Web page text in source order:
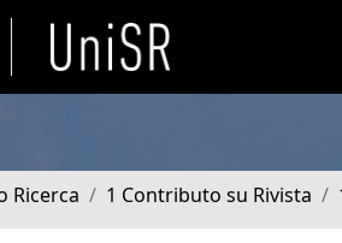
Ricerca 1 Contributo su Rivista